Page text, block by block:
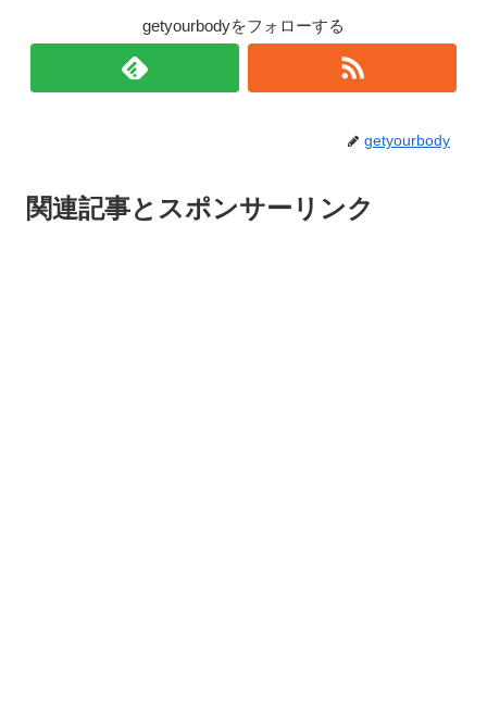
getyourbodyをフォローする
getyourbody
関連記事とスポンサーリンク